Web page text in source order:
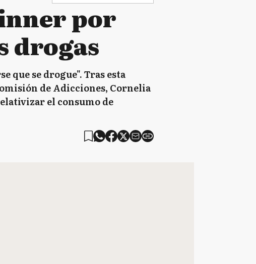
por
drogas
que se drogue". Tras esta
de Adicciones, Cornelia
el consumo de